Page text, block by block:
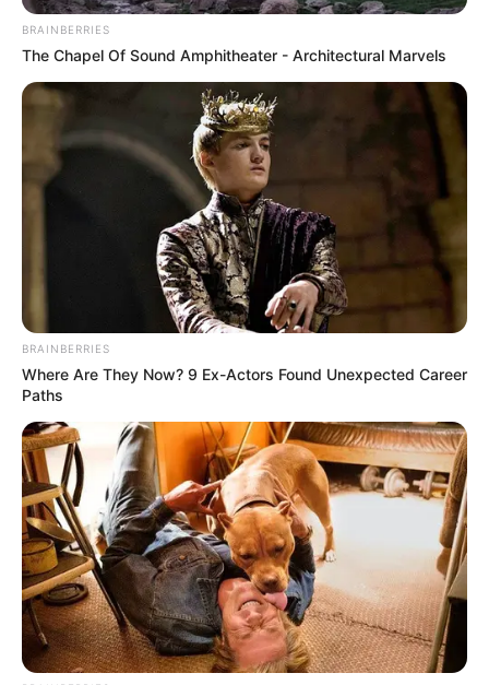
ไพ่ประจำวันของท่าน คือ ไพ่เริ่มต้น
ถือเป็นอีกหนึ่งในดีดีสำหรับใครหลายคน ท่านที่กำลัง
มองหางานใหม่ หรือกำลังว่างงานจะได้เจองานใหม่ๆ
ท่านที่ทำงานส่วนตัวได้รับคำแนะนำช่องทางงาน
ใหม่ๆ การเงินไปในทิศทางที่ดีขึ้น เจอช่องทางสร้าง
รายได้เสริมเข้ามา
ยามมงคลความสำเร็จ ทรัพย์ ลาภยศ
ก่อเกิด
เวลา 08.25-10.48 น. และ 13.13-15.36 น.
สิ่งศักดิ์สิทธิ์ประจำวัน
แนะนำสักการะขอพรพญายมราช
การเสริมมงคลวันนี้
หากวันนี้ติดปัญหาแนะนำทำบุญโลงศพ หรือผ้าห่อ
BRAINBERRIES
The Chapel Of Sound Amphitheater - Architectural Marvels
BRAINBERRIES
Where Are They Now? 9 Ex-Actors Found Unexpected Career
Paths